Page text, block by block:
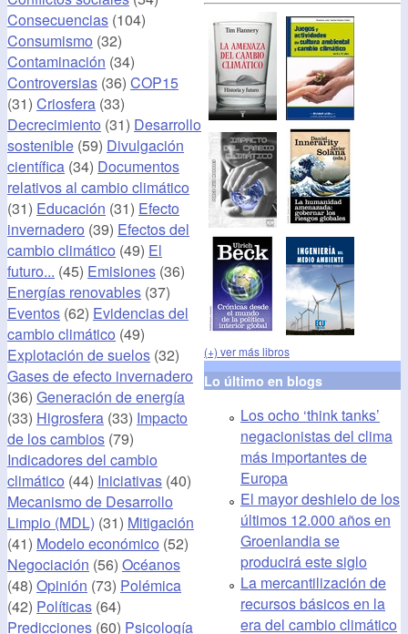
Consecuencias (104)
Consumismo (32)
Contaminación (34)
Controversias (36) COP15
(31) Criosfera (33)
Decrecimiento (31) Desarrollo
sostenible (59) Divulgación
científica (34) Documentos
relativos al cambio climático
(31) Educación (31) Efecto
invernadero (39) Efectos del
cambio climático (49) El
futuro... (45) Emisiones (36)
Energías renovables (37)
Eventos (62) Evidencias del
cambio climático (49)
Explotación de suelos (32)
Gases de efecto invernadero
(36) Generación de energía
(33) Higrosfera (33) Impacto
de los cambios (79)
Indicadores del cambio
climático (44) Iniciativas (40)
Mecanismo de Desarrollo
Limpio (MDL) (31) Mitigación
(41) Modelo económico (52)
Negociación (56) Océanos
(48) Opinión (73) Polémica
(42) Políticas (64)
Predicciones (60) Psicología
(+) ver más libros
Lo último en blogs
Los ocho ‘think tanks’
negacionistas del clima
más importantes de
Europa
El mayor deshielo de los
últimos 12.000 años en
Groenlandia se
producirá este siglo
La mercantilización de
recursos básicos en la
era del cambio climático